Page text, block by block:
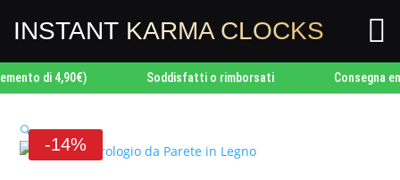
INSTANT KARMA CLOCKS 
di 4,90€) Soddisfatti o rimborsati Consegna
-14%
🔍